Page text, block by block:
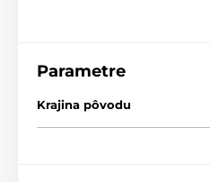
Parametre
Krajina pôvodu